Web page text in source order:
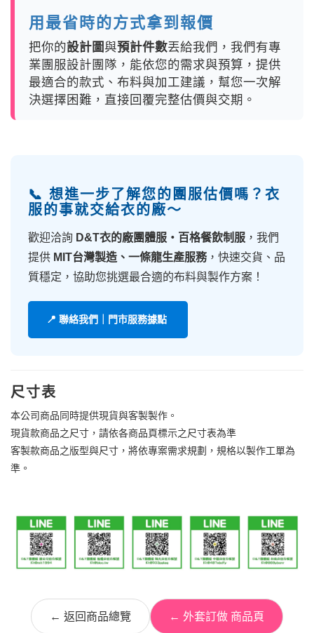
用最省時的方式拿到報價
把你的設計圖與預計件數丟給我們，我們有專
業團服設計團隊，能依您的需求與預算，提供
最適合的款式、布料與加工建議，幫您一次解
決選擇困難，直接回覆完整估價與交期。
📞 想進一步了解您的團服估價嗎？衣
服的事就交給衣的廠～
歡迎洽詢 D&T衣的廠團體服・百格餐飲制服 ，我們
提供 MIT台灣製造、一條龍生產服務，快速交貨、品
質穩定，協助您挑選最合適的布料與製作方案！
📍 聯絡我們｜門市服務據點
尺寸表
本公司商品同時提供現貨與客製製作。
現貨款商品之尺寸，請依各商品頁標示之尺寸表為準
客製款商品之版型與尺寸，將依專案需求規劃，規格以製作工單為
準。
← 返回商品總覽 ← 外套訂做 商品頁